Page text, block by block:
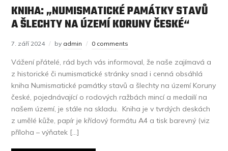
KNIHA: „NUMISMATICKÉ PAMÁTKY STAVŮ
A ŠLECHTY NA ÚZEMÍ KORUNY ČESKÉ“
7. září 2024 by admin 0 comments
Vážení přátelé, rád bych vás informoval, že naše zajímavá a
z historické či numismatické stránky snad i cenná obsáhlá
kniha Numismatické památky stavů a šlechty na území Koruny
české, pojednávající o rodových ražbách mincí a medailí na
našem území, je stále na skladu. Kniha je v tvrdých deskách
z umělé kůže, papír je křídový formátu A4 a tisk barevný (viz
příloha – výňatek […]